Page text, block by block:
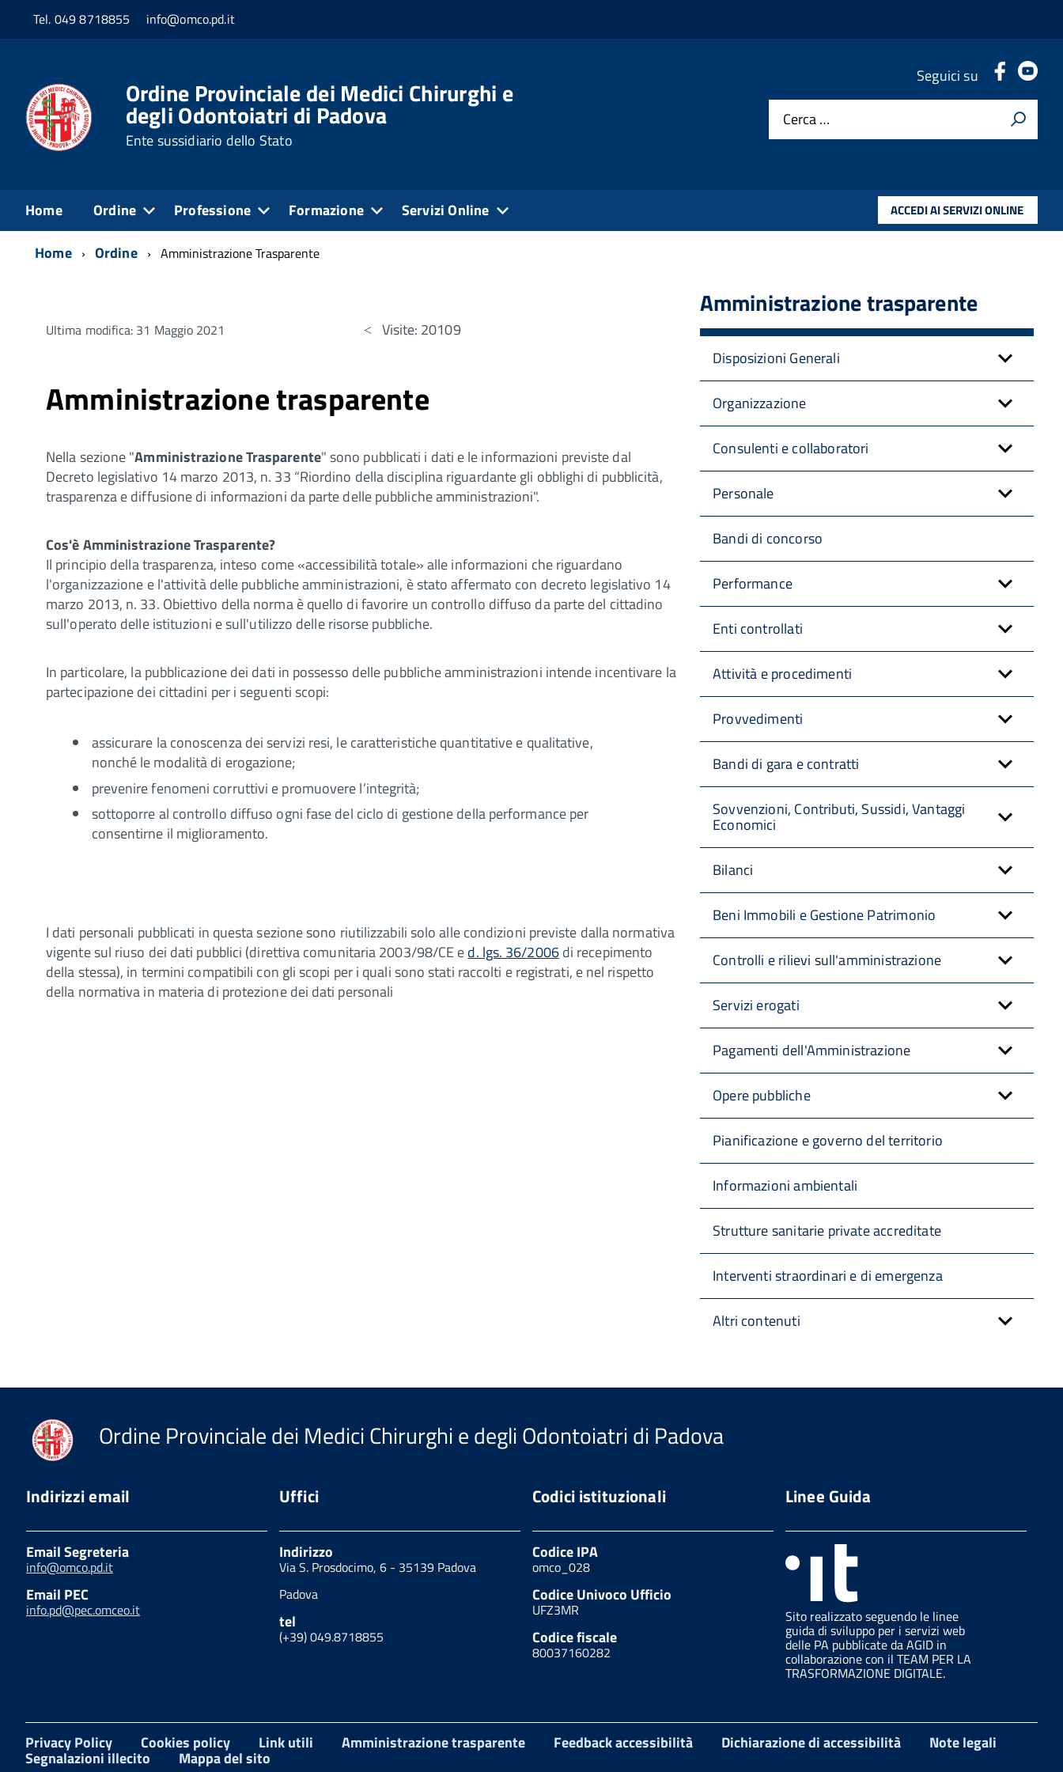
Tel. 049 8718855 info@omco.pd.it
Ordine Provinciale dei Medici Chirurghi e
degli Odontoiatri di Padova
Ente sussidiario dello Stato
Seguici su . .
Cerca …
Home Ordine Professione Formazione Servizi Online ACCEDI AI SERVIZI ONLINE
Home Ordine Amministrazione Trasparente
Ultima modifica: 31 Maggio 2021 Visite: 20109
Amministrazione trasparente
Nella sezione "Amministrazione Trasparente" sono pubblicati i dati e le informazioni previste dal
Decreto legislativo 14 marzo 2013, n. 33 “Riordino della disciplina riguardante gli obblighi di pubblicità,
trasparenza e diffusione di informazioni da parte delle pubbliche amministrazioni".
Cos'è Amministrazione Trasparente?
Il principio della trasparenza, inteso come «accessibilità totale» alle informazioni che riguardano
l'organizzazione e l'attività delle pubbliche amministrazioni, è stato affermato con decreto legislativo 14
marzo 2013, n. 33. Obiettivo della norma è quello di favorire un controllo diffuso da parte del cittadino
sull'operato delle istituzioni e sull'utilizzo delle risorse pubbliche.
In particolare, la pubblicazione dei dati in possesso delle pubbliche amministrazioni intende incentivare la
partecipazione dei cittadini per i seguenti scopi:
assicurare la conoscenza dei servizi resi, le caratteristiche quantitative e qualitative,
nonché le modalità di erogazione;
prevenire fenomeni corruttivi e promuovere l’integrità;
sottoporre al controllo diffuso ogni fase del ciclo di gestione della performance per
consentirne il miglioramento.
I dati personali pubblicati in questa sezione sono riutilizzabili solo alle condizioni previste dalla normativa
vigente sul riuso dei dati pubblici (direttiva comunitaria 2003/98/CE ed. lgs. 36/2006di recepimento
della stessa), in termini compatibili con gli scopi per i quali sono stati raccolti e registrati, e nel rispetto
della normativa in materia di protezione dei dati personali
Amministrazione trasparente
Disposizioni Generali
Organizzazione
Consulenti e collaboratori
Personale
Bandi di concorso
Performance
Enti controllati
Attività e procedimenti
Provvedimenti
Bandi di gara e contratti
Sovvenzioni, Contributi, Sussidi, Vantaggi
Economici
Bilanci
Beni Immobili e Gestione Patrimonio
Controlli e rilievi sull'amministrazione
Servizi erogati
Pagamenti dell'Amministrazione
Opere pubbliche
Pianificazione e governo del territorio
Informazioni ambientali
Strutture sanitarie private accreditate
Interventi straordinari e di emergenza
Altri contenuti
Ordine Provinciale dei Medici Chirurghi e degli Odontoiatri di Padova
Indirizzi email
Email Segreteria
info@omco.pd.it
Email PEC
info.pd@pec.omceo.it
Uffici
Indirizzo
Via S. Prosdocimo, 6 - 35139 Padova
Padova
tel
(+39) 049.8718855
Codici istituzionali
Codice IPA
omco_028
Codice Univoco Ufficio
UFZ3MR
Codice fiscale
80037160282
Linee Guida
Sito realizzato seguendo le linee
guida di sviluppo per i servizi web
delle PA pubblicate da AGID in
collaborazione con il TEAM PER LA
TRASFORMAZIONE DIGITALE.
Privacy Policy Cookies policy Link utili Amministrazione trasparente Feedback accessibilità Dichiarazione di accessibilità Note legali
Segnalazioni illecito Mappa del sito